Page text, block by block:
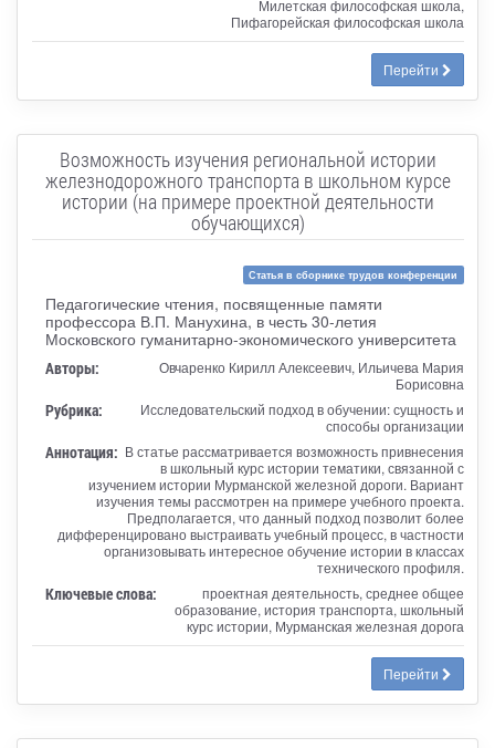
Милетская философская школа,
Пифагорейская философская школа
Перейти
Возможность изучения региональной истории
железнодорожного транспорта в школьном курсе
истории (на примере проектной деятельности
обучающихся)
Статья в сборнике трудов конференции
Педагогические чтения, посвященные памяти
профессора В.П. Манухина, в честь 30-летия
Московского гуманитарно-экономического университета
Авторы:
Овчаренко Кирилл Алексеевич, Ильичева Мария
Борисовна
Рубрика:
Исследовательский подход в обучении: сущность и
способы организации
Аннотация: В статье рассматривается возможность привнесения
в школьный курс истории тематики, связанной с
изучением истории Мурманской железной дороги. Вариант
изучения темы рассмотрен на примере учебного проекта.
Предполагается, что данный подход позволит более
дифференцировано выстраивать учебный процесс, в частности
организовывать интересное обучение истории в классах
технического профиля.
Ключевые слова:
проектная деятельность, среднее общее
образование, история транспорта, школьный
курс истории, Мурманская железная дорога
Перейти